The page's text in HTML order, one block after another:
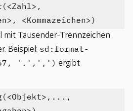
<Kommazeichen>)
mit Tausender-Trennzeichen
Beispiel: sd:format-
'.',',') ergibt